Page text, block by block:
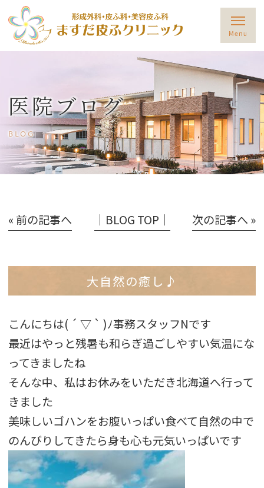
医院ブログ
BLOG
« 前の記事へ │BLOG TOP│ 次の記事へ »
大自然の癒し♪
こんにちは( ´ ▽ ` )ﾉ事務スタッフNです
最近はやっと残暑も和らぎ過ごしやすい気温にな
ってきましたね
そんな中、私はお休みをいただき北海道へ行って
きました
美味しいゴハンをお腹いっぱい食べて自然の中で
のんびりしてきたら身も心も元気いっぱいです